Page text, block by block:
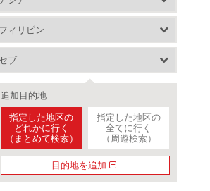
追加目的地
指定した地区の
どれかに行く
（まとめて検索）
指定した地区の
全てに行く
（周遊検索）
目的地を追加